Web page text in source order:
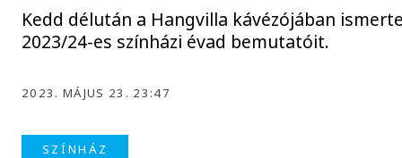
Kedd délután a Hangvilla kávézójában
2023/24-es színházi évad bemutatóit.
2023. MÁJUS 23. 23:47
SZÍNHÁZ